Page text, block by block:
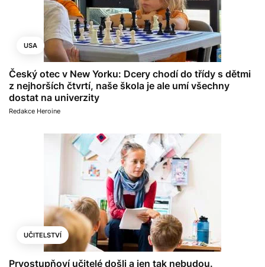
USA
Český otec v New Yorku: Dcery chodí do třídy s dětmi
z nejhorších čtvrtí, naše škola je ale umí všechny
dostat na univerzity
Redakce Heroine
UČITELSTVÍ
Prvostupňoví učitelé došli a jen tak nebudou.